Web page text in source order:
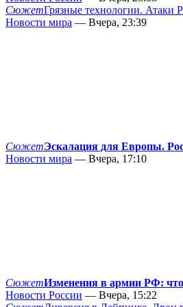
СюжетГрязные технологии.
Новости мира — Вчера, 23:39
СюжетЭскалация для Европы.
Новости мира — Вчера, 17:10
СюжетИзменения в армии РФ:
Новости России — Вчера, 15:22